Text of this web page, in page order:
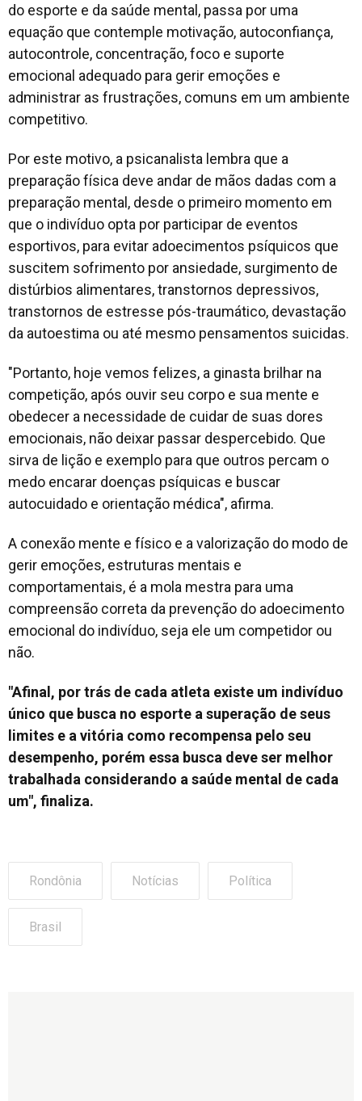
do esporte e da saúde mental, passa por uma
equação que contemple motivação, autoconfiança,
autocontrole, concentração, foco e suporte
emocional adequado para gerir emoções e
administrar as frustrações, comuns em um ambiente
competitivo.
Por este motivo, a psicanalista lembra que a
preparação física deve andar de mãos dadas com a
preparação mental, desde o primeiro momento em
que o indivíduo opta por participar de eventos
esportivos, para evitar adoecimentos psíquicos que
suscitem sofrimento por ansiedade, surgimento de
distúrbios alimentares, transtornos depressivos,
transtornos de estresse pós-traumático, devastação
da autoestima ou até mesmo pensamentos suicidas.
"Portanto, hoje vemos felizes, a ginasta brilhar na
competição, após ouvir seu corpo e sua mente e
obedecer a necessidade de cuidar de suas dores
emocionais, não deixar passar despercebido. Que
sirva de lição e exemplo para que outros percam o
medo encarar doenças psíquicas e buscar
autocuidado e orientação médica", afirma.
A conexão mente e físico e a valorização do modo de
gerir emoções, estruturas mentais e
comportamentais, é a mola mestra para uma
compreensão correta da prevenção do adoecimento
emocional do indivíduo, seja ele um competidor ou
não.
"Afinal, por trás de cada atleta existe um indivíduo
único que busca no esporte a superação de seus
limites e a vitória como recompensa pelo seu
desempenho, porém essa busca deve ser melhor
trabalhada considerando a saúde mental de cada
um", finaliza.
Rondônia Notícias Política
Brasil